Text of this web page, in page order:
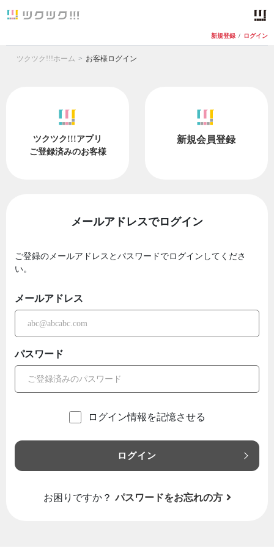
新規登録 / ログイン
ツクツク!!!ホーム お客様ログイン
ツクツク!!!アプリ
ご登録済みのお客様
新規会員登録
メールアドレスでログイン
ご登録のメールアドレスとパスワードでログインしてくださ
い。
メールアドレス
パスワード
ログイン情報を記憶させる
ログイン
お困りですか？ パスワードをお忘れの方